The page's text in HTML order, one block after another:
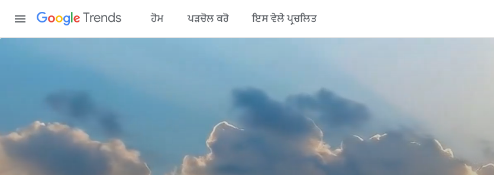
Trends ਹੋਮ ਪੜਚੋਲ ਕਰੋ ਇਸ ਵੇਲੇ ਪ੍ਰਚਲਿਤ